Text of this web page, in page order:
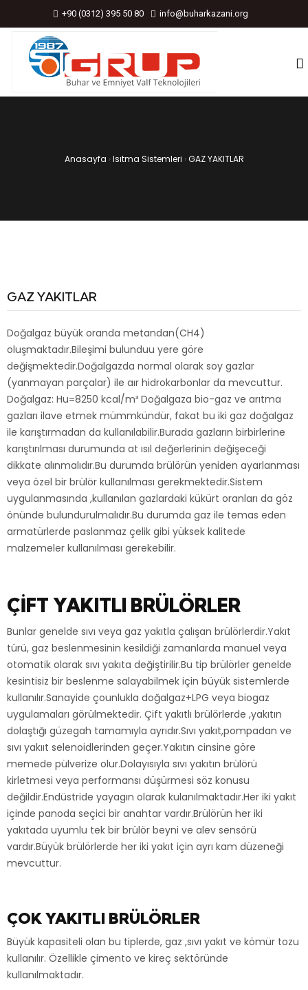
+90 (0312) 395 50 80 info@buharkazani.org
Anasayfa ›Isıtma Sistemleri ›GAZ YAKITLAR
GAZ YAKITLAR
Doğalgaz büyük oranda metandan(CH4)
oluşmaktadır.Bileşimi bulunduu yere göre
değişmektedir.Doğalgazda normal olarak soy gazlar
(yanmayan parçalar) ile aır hidrokarbonlar da mevcuttur.
Doğalgaz: Hu=8250 kcal/m³ Doğalgaza bio-gaz ve arıtma
gazları ilave etmek mümmkündür, fakat bu iki gaz doğalgaz
ile karıştırmadan da kullanılabilir.Burada gazların birbirlerine
karıştırılması durumunda at ısıl değerlerinin değişeceği
dikkate alınmalıdır.Bu durumda brülörün yeniden ayarlanması
veya özel bir brülör kullanılması gerekmektedir.Sistem
uygulanmasında ,kullanılan gazlardaki kükürt oranları da göz
önünde bulundurulmalıdır.Bu durumda gaz ile temas eden
armatürlerde paslanmaz çelik gibi yüksek kalitede
malzemeler kullanılması gerekebilir.
ÇİFT YAKITLI BRÜLÖRLER
Bunlar genelde sıvı veya gaz yakıtla çalışan brülörlerdir.Yakıt
türü, gaz beslenmesinin kesildiği zamanlarda manuel veya
otomatik olarak sıvı yakıta değiştirilir.Bu tip brülörler genelde
kesintisiz bir beslenme salayabilmek için büyük sistemlerde
kullanılır.Sanayide çounlukla doğalgaz+LPG veya biogaz
uygulamaları görülmektedir. Çift yakıtlı brülörlerde ,yakıtın
dolaştığı güzegah tamamıyla ayrıdır.Sıvı yakıt,pompadan ve
sıvı yakııt selenoidlerinden geçer.Yakıtın cinsine göre
memede pülverize olur.Dolayısıyla sıvı yakıtın brülörü
kirletmesi veya performansı düşürmesi söz konusu
değildir.Endüstride yayagın olarak kulanılmaktadır.Her iki yakıt
içinde panoda seçici bir anahtar vardır.Brülörün her iki
yakıtada uyumlu tek bir brülör beyni ve alev sensörü
vardır.Büyük brülörlerde her iki yakıt için ayrı kam düzeneği
mevcuttur.
ÇOK YAKITLI BRÜLÖRLER
Büyük kapasiteli olan bu tiplerde, gaz ,sıvı yakıt ve kömür tozu
kullanılır. Özellikle çimento ve kireç sektöründe
kullanılmaktadır.